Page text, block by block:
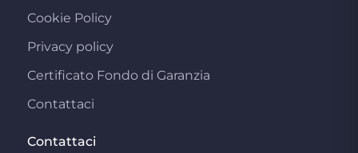
Cookie Policy
Privacy policy
Certificato Fondo di Garanzia
Contattaci
Contattaci